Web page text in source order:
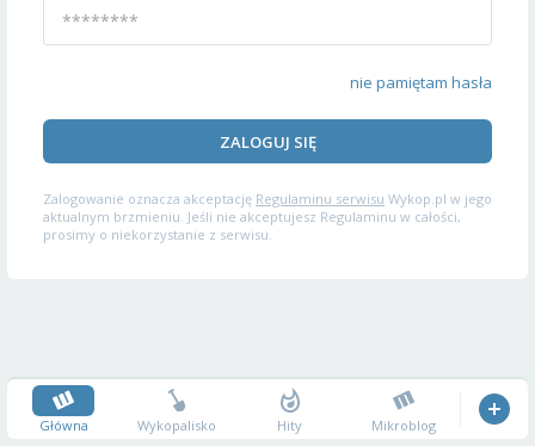
nie pamiętam hasła
ZALOGUJ SIĘ
Zalogowanie oznacza akceptację Regulaminu serwisu Wykop.pl w jego
aktualnym brzmieniu. Jeśli nie akceptujesz Regulaminu w całości,
prosimy o niekorzystanie z serwisu.
Główna Wykopalisko Hity Mikroblog